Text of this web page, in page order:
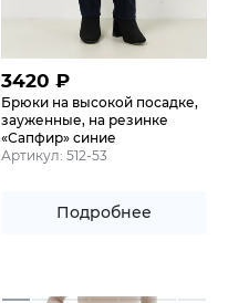
3420 ₽
Брюки на высокой посадке,
зауженные, на резинке
«Сапфир» синие
Артикул: 512-53
Подробнее